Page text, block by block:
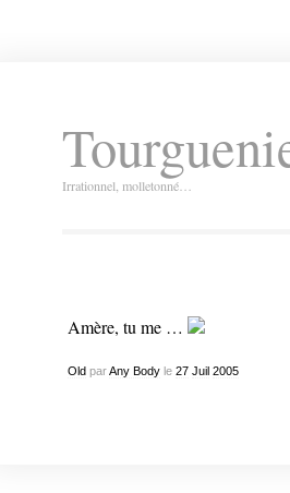
Irrationnel, molletonné…
Amère, tu me …
OldparAny Bodyle 27 Juil 2005